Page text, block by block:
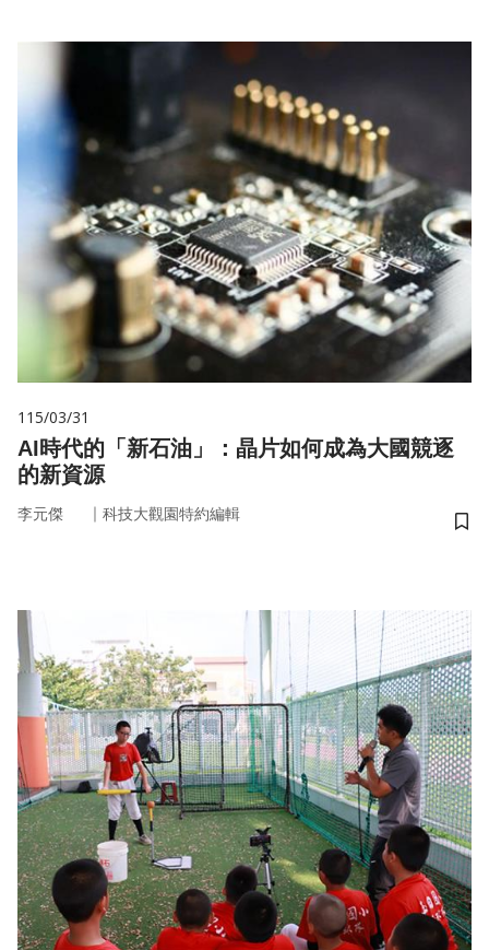
115/03/31
AI時代的「新石油」：晶片如何成為大國競逐
的新資源
李元傑 ｜ 科技大觀園特約編輯
儲